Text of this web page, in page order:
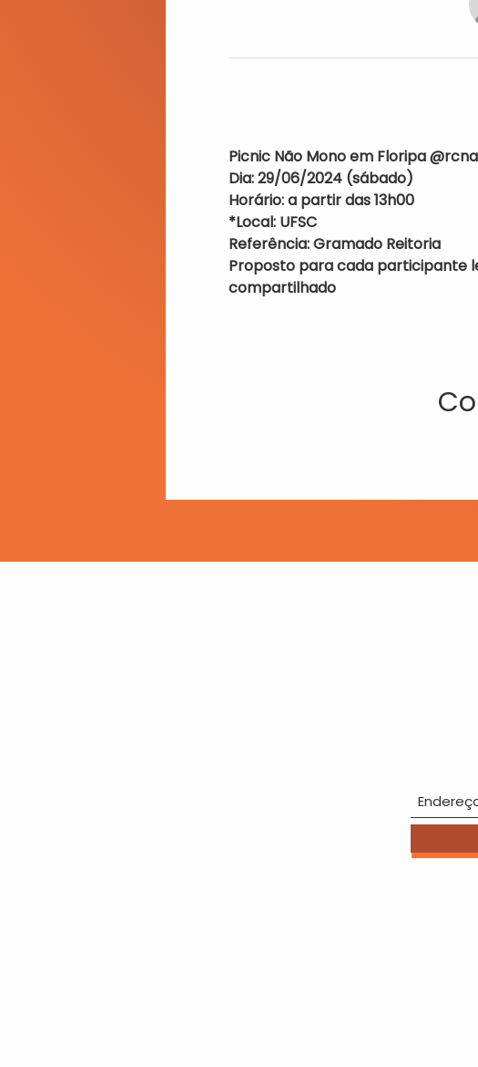
Picnic Não Mono em Floripa
Dia: 29/06/2024 (sábado)
Horário: a partir das 13h00
*Local: UFSC
Referência: Gramado Reitoria
Proposto para cada participante
compartilhado